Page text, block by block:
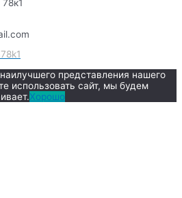
представления нашего
использовать сайт, мы будем
Хорошо